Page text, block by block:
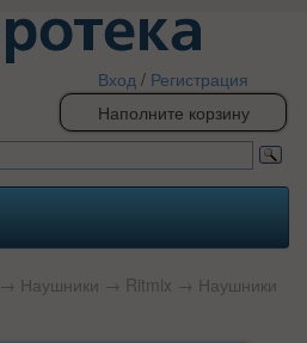
Вход / Регистрация
Наполните корзину
→ Наушники → Ritmix → Наушники